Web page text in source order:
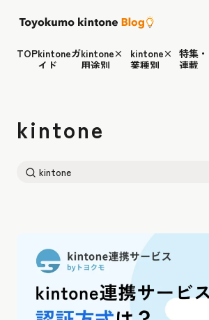
TOPkintoneガ
イド
kintone×
用途別
kintone×
業種別
特集・
連載
kintone
検